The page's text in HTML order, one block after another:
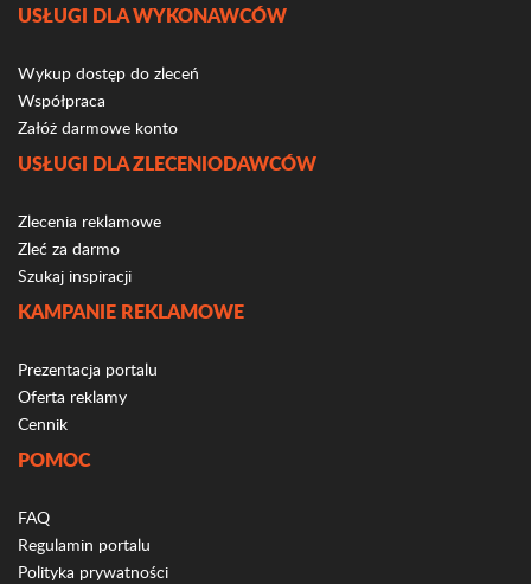
USŁUGI DLA WYKONAWCÓW
Wykup dostęp do zleceń
Współpraca
Załóż darmowe konto
USŁUGI DLA ZLECENIODAWCÓW
Zlecenia reklamowe
Zleć za darmo
Szukaj inspiracji
KAMPANIE REKLAMOWE
Prezentacja portalu
Oferta reklamy
Cennik
POMOC
FAQ
Regulamin portalu
Polityka prywatności